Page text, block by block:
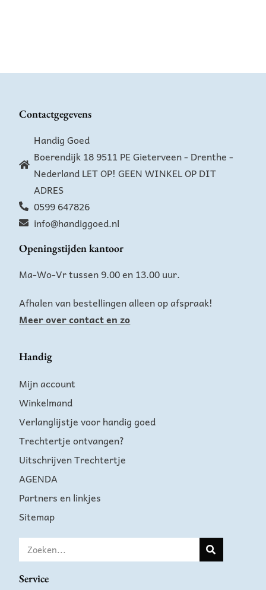
Contactgegevens
Handig Goed
Boerendijk 18 9511 PE Gieterveen - Drenthe -
Nederland LET OP! GEEN WINKEL OP DIT
ADRES
0599 647826
info@handiggoed.nl
Openingstijden kantoor
Ma-Wo-Vr tussen 9.00 en 13.00 uur.
Afhalen van bestellingen alleen op afspraak!
Meer over contact en zo
Handig
Mijn account
Winkelmand
Verlanglijstje voor handig goed
Trechtertje ontvangen?
Uitschrijven Trechtertje
AGENDA
Partners en linkjes
Sitemap
Service